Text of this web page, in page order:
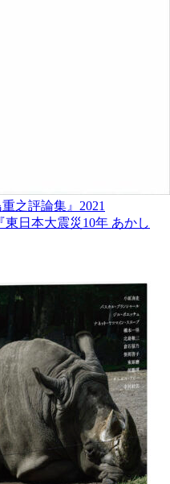
之評論集』 2021
東日本大震災10年 あかし